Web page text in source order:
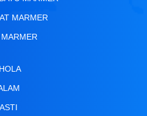
MARMER